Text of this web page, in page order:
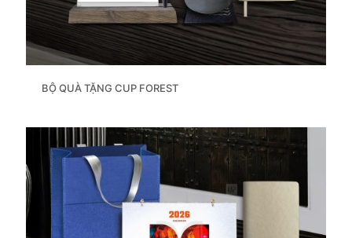
BỘ QUÀ TẶNG CUP FOREST